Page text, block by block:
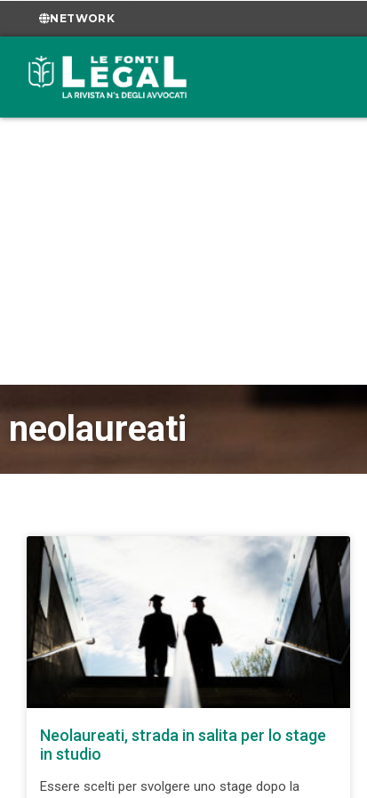
NETWORK
neolaureati
Neolaureati, strada in salita per lo stage
in studio
Essere scelti per svolgere uno stage dopo la